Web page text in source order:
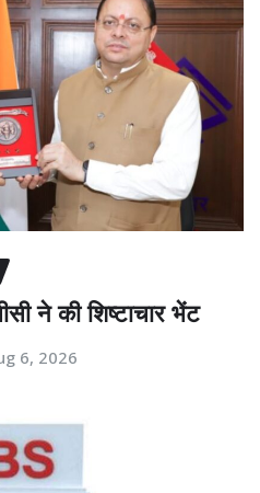
ने की शिष्टाचार भेंट
6, 2026